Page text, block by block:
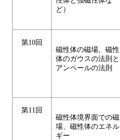
ど）
第10回
磁性体の磁場、磁性
体のガウスの法則と
アンペールの法則
第11回
磁性体境界面での磁
場、磁性体のエネル
ギー